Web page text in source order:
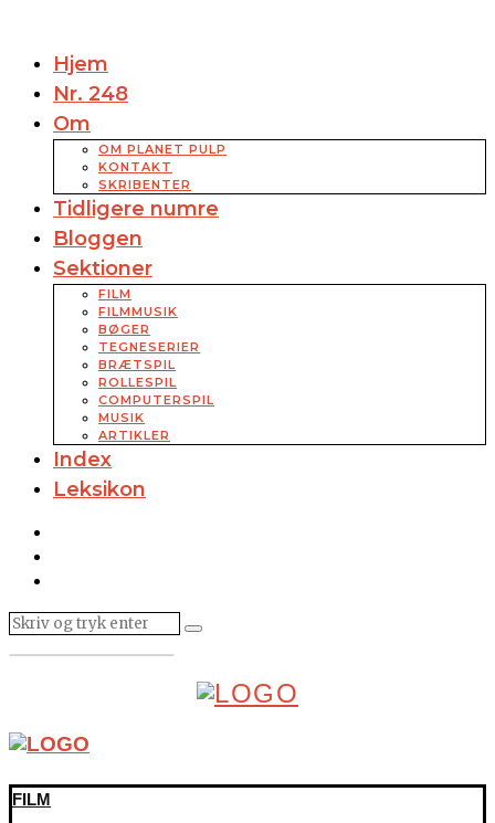
Hjem
Nr. 248
Om
OM PLANET PULP
KONTAKT
SKRIBENTER
Tidligere numre
Bloggen
Sektioner
FILM
FILMMUSIK
BØGER
TEGNESERIER
BRÆTSPIL
ROLLESPIL
COMPUTERSPIL
MUSIK
ARTIKLER
Index
Leksikon
FILM